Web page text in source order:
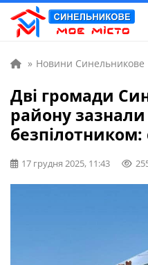
» Новини Синельникове
Дві громади
району
17 грудня 2025, 11:43